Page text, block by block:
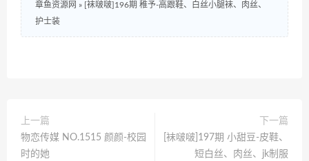
章鱼资源网 » [袜啵啵]196期 稚予-高跟鞋、白丝小腿袜、肉丝、
护士装
上一篇
物恋传媒 NO.1515 颜颜-校园
时的她
下一篇
[袜啵啵]197期 小甜豆-皮鞋、
短白丝、肉丝、jk制服